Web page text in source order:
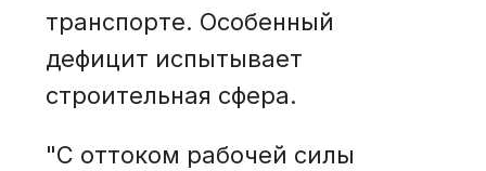
транспорте. Особенный
дефицит испытывает
строительная сфера.
"С оттоком рабочей силы